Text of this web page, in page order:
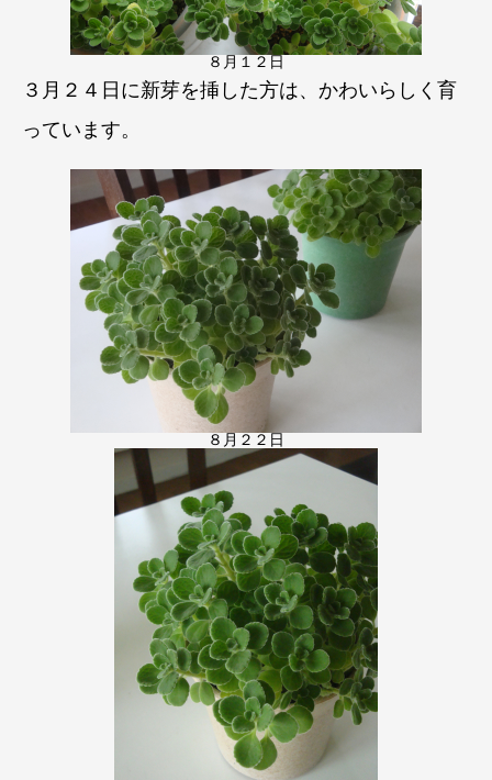
８月１２日
３月２４日に新芽を挿した方は、かわいらしく育
っています。
８月２２日